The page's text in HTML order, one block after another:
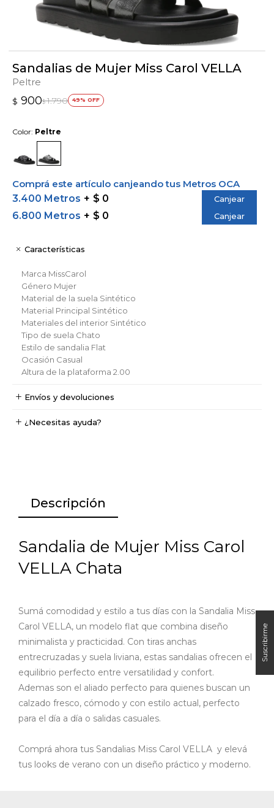
Sandalias de Mujer Miss Carol VELLA
Peltre
$ 900$ 1.790 49
Color: Peltre
Comprá este artículo canjeando tus Metros OCA
3.400 Metros
$ 0 Canjear
6.800 Metros $ 0 Canjear
Características
Marca MissCarol
Género Mujer
Material de la suela Sintético
Material Principal Sintético
Materiales del interior Sintético
Tipo de suela Chato
Estilo de sandalia Flat
Ocasión Casual
Altura de la plataforma 2.00
Envíos y devoluciones
¿Necesitas ayuda?
Descripción
Sandalia de Mujer Miss Carol
VELLA Chata
Sumá comodidad y estilo a tus días con la Sandalia Miss
Carol VELLA, un modelo flat que combina diseño
minimalista y practicidad. Con tiras anchas
entrecruzadas y suela liviana, estas sandalias ofrecen el
equilibrio perfecto entre versatilidad y confort.
Ademas son el aliado perfecto para quienes buscan un
calzado fresco, cómodo y con estilo actual, perfecto
para el día a día o salidas casuales.
Comprá ahora tus Sandalias Miss Carol VELLA y elevá
tus looks de verano con un diseño práctico y moderno.